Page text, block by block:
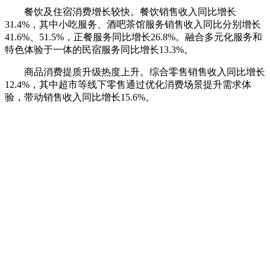
餐饮及住宿消费增长较快。餐饮销售收入同比增长
31.4%，其中小吃服务、酒吧茶馆服务销售收入同比分别增长
41.6%、51.5%，正餐服务同比增长26.8%。融合多元化服务和
特色体验于一体的民宿服务同比增长13.3%。
商品消费提质升级热度上升。综合零售销售收入同比增长
12.4%，其中超市等线下零售通过优化消费场景提升需求体
验，带动销售收入同比增长15.6%。